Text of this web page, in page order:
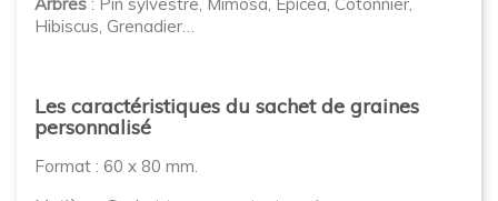
Hibiscus, Grenadier…
Les caractéristiques du sachet de graines
personnalisé
Format : 60 x 80 mm.